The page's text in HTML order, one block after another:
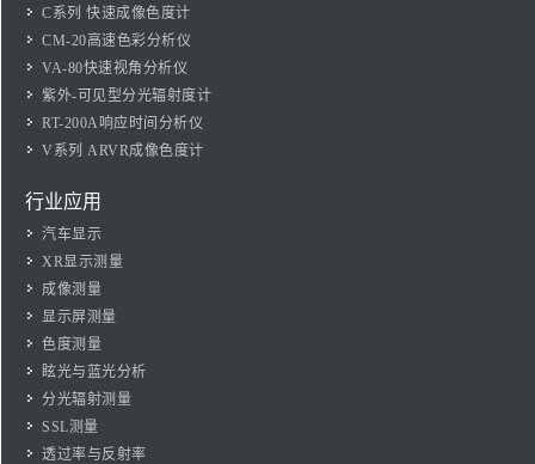
C系列 快速成像色度计
CM-20高速色彩分析仪
VA-80快速视角分析仪
紫外-可见型分光辐射度计
RT-200A响应时间分析仪
V系列 ARVR成像色度计
行业应用
汽车显示
XR显示测量
成像测量
显示屏测量
色度测量
眩光与蓝光分析
分光辐射测量
SSL测量
透过率与反射率